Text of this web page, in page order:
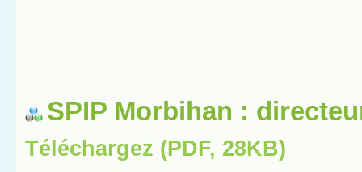
SPIP Morbihan :
Téléchargez (PDF, 28KB)